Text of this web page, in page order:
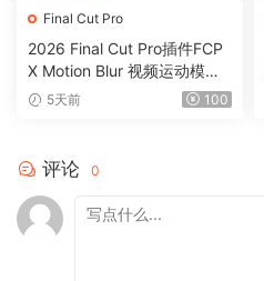
Final Cut Pro
2026 Final Cut Pro插件FCP
X Motion Blur 视频运动模糊
效果插件0199
5天前 100
评论 0